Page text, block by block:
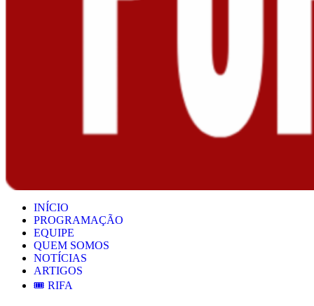
INÍCIO
PROGRAMAÇÃO
EQUIPE
QUEM SOMOS
NOTÍCIAS
ARTIGOS
🎟️ RIFA